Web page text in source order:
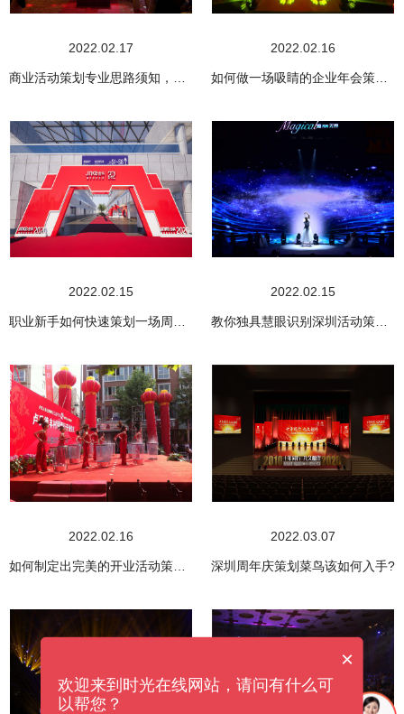
2022.02.17 2022.02.16
2022.02.15
职业新手如何快速策划一场周年庆活动
2022.02.15
教你独具慧眼识别深圳活动策划公司优劣
2022.02.16 2022.03.07
深圳周年庆策划菜鸟该如何入手?
×
欢迎来到时光在线网站，请问有什么可
以帮您？